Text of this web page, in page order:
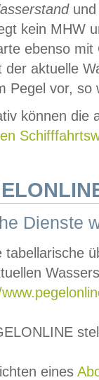
und
kein MHW
ebenso mit
der aktuelle
Pegel vor,
können die
Dienste
tabellarische
eines